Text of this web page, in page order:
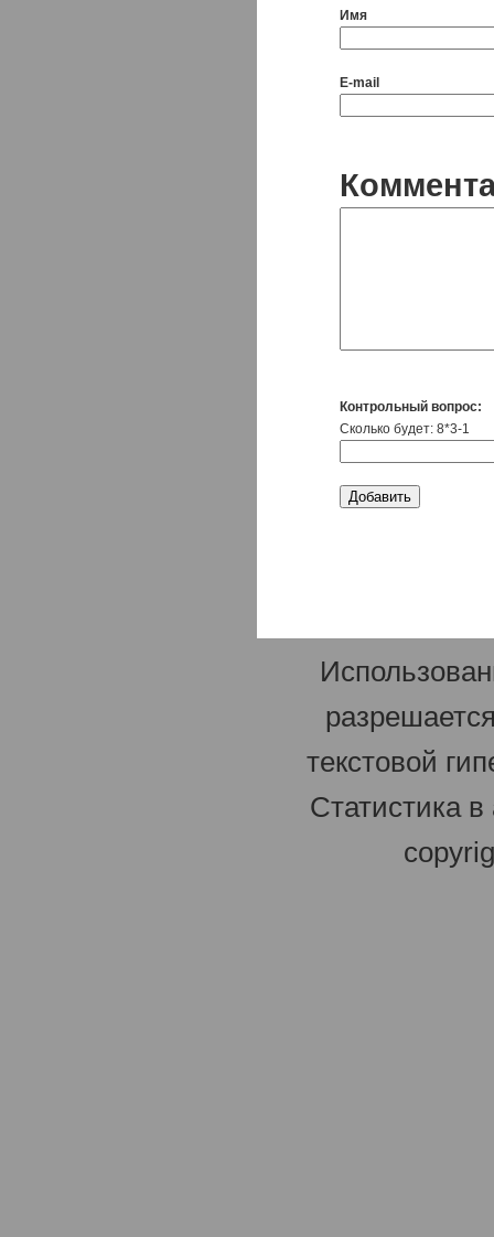
Имя
E-mail
Контрольный вопрос:
Сколько будет: 8*3-1
текстовой
Статистика